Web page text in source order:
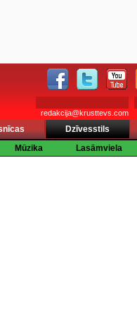
redakcija@krusttevs.com
Dzīvesstils
Mūzika
Lasāmviela